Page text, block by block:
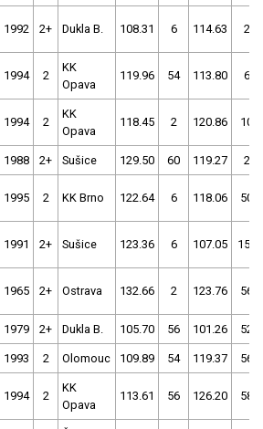
1992 2+ Dukla B. 108.31 6 114.63 2
1994 2
KK
Opava
119.96 54 113.80 6
1994 2
KK
Opava
118.45 2 120.86 10
1988 2+ Sušice 129.50 60 119.27 2
1995 2 KK Brno 122.64 6 118.06 50
1991 2+ Sušice 123.36 6 107.05 156
1965 2+ Ostrava 132.66 2 123.76 56
1979 2+ Dukla B. 105.70 56 101.26 52
1993 2 Olomouc 109.89 54 119.37 56
1994 2
KK
Opava
113.61 56 126.20 58